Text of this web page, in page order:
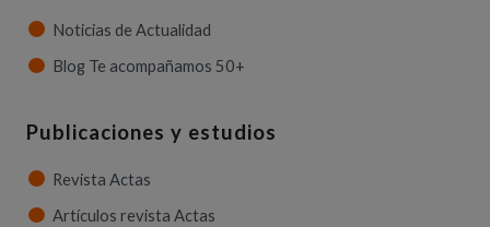
Noticias de Actualidad
Blog Te acompañamos 50+
Publicaciones y estudios
Revista Actas
Artículos revista Actas